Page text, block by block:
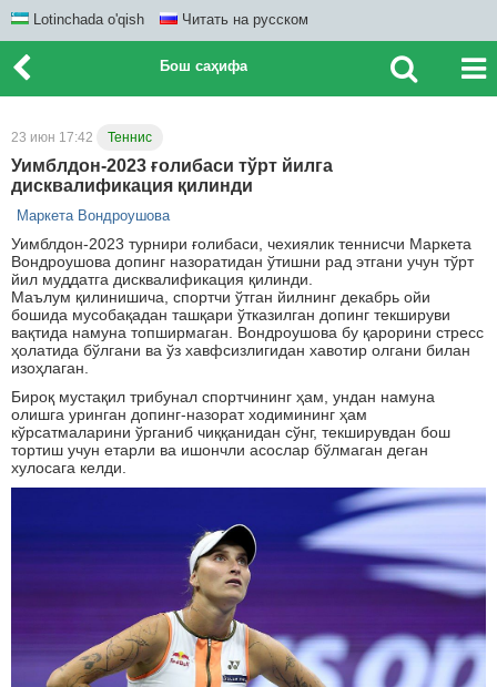
Lotinchada o'qish Читать на русском
Бош саҳифа
23 июн 17:42 Теннис
Уимблдон-2023 ғолибаси тўрт йилга
дисквалификация қилинди
Маркета Вондроушова
Уимблдон-2023 турнири ғолибаси, чехиялик теннисчи Маркета
Вондроушова допинг назоратидан ўтишни рад этгани учун тўрт
йил муддатга дисквалификация қилинди.
Маълум қилинишича, спортчи ўтган йилнинг декабрь ойи
бошида мусобақадан ташқари ўтказилган допинг текшируви
вақтида намуна топширмаган. Вондроушова бу қарорини стресс
ҳолатида бўлгани ва ўз хавфсизлигидан хавотир олгани билан
изоҳлаган.
Бироқ мустақил трибунал спортчининг ҳам, ундан намуна
олишга уринган допинг-назорат ходимининг ҳам
кўрсатмаларини ўрганиб чиққанидан сўнг, текширувдан бош
тортиш учун етарли ва ишончли асослар бўлмаган деган
хулосага келди.